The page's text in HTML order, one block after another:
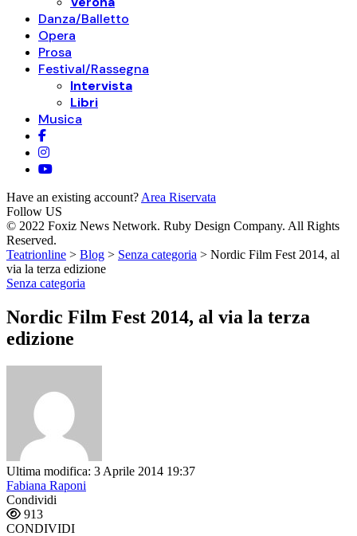
Danza/Balletto
Opera
Prosa
Festival/Rassegna
Intervista
Libri
Musica
Have an existing account? Area Riservata
Follow US
© 2022 Foxiz News Network. Ruby Design Company. All Rights
Reserved.
Teatrionline > Blog > Senza categoria > Nordic Film Fest 2014, al
via la terza edizione
Senza categoria
Nordic Film Fest 2014, al via la terza
edizione
Ultima modifica: 3 Aprile 2014 19:37
Fabiana Raponi
Condividi
913
CONDIVIDI